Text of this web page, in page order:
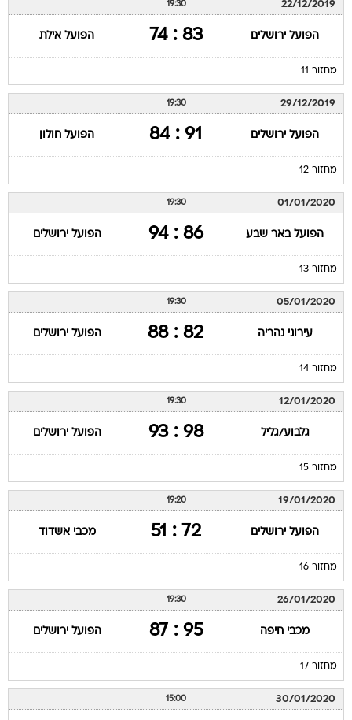
22/12/2019
19:30
הפועל ירושלים 83 : 74 הפועל אילת
מחזור 11
29/12/2019
19:30
הפועל ירושלים 91 : 84 הפועל חולון
מחזור 12
01/01/2020
19:30
הפועל באר שבע 86 : 94 הפועל ירושלים
מחזור 13
05/01/2020
19:30
עירוני נהריה 82 : 88 הפועל ירושלים
מחזור 14
12/01/2020
19:30
גלבוע/גליל 98 : 93 הפועל ירושלים
מחזור 15
19/01/2020
19:20
הפועל ירושלים 72 : 51 מכבי אשדוד
מחזור 16
26/01/2020
19:30
מכבי חיפה 95 : 87 הפועל ירושלים
מחזור 17
30/01/2020
15:00